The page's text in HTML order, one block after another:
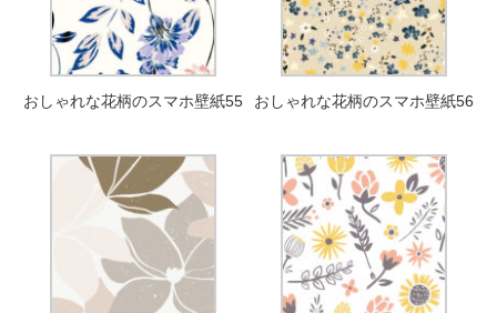
おしゃれな花柄のスマホ壁紙55 おしゃれな花柄のスマホ壁紙56